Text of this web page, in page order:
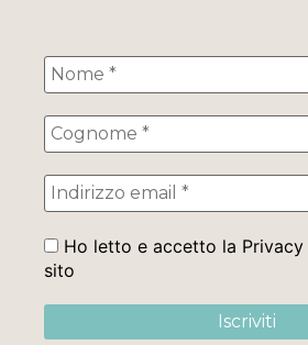
Ho letto e accetto la
sito